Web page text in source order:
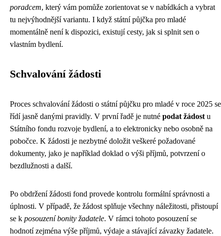
poradcem, který vám pomůže zorientovat se v nabídkách a vybrat
tu nejvýhodnější variantu. I když státní půjčka pro mladé
momentálně není k dispozici, existují cesty, jak si splnit sen o
vlastním bydlení.
Schvalování žádosti
Proces schvalování žádosti o státní půjčku pro mladé v roce 2025 se
řídí jasně danými pravidly. V první řadě je nutné podat žádost u
Státního fondu rozvoje bydlení, a to elektronicky nebo osobně na
pobočce. K žádosti je nezbytné doložit veškeré požadované
dokumenty, jako je například doklad o výši příjmů, potvrzení o
bezdlužnosti a další.
Po obdržení žádosti fond provede kontrolu formální správnosti a
úplnosti. V případě, že žádost splňuje všechny náležitosti, přistoupí
se k posouzení bonity žadatele. V rámci tohoto posouzení se
hodnotí zejména výše příjmů, výdaje a stávající závazky žadatele.